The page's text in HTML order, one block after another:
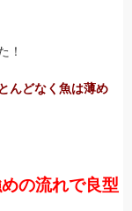
！
んどなく魚は薄め
の流れで良型